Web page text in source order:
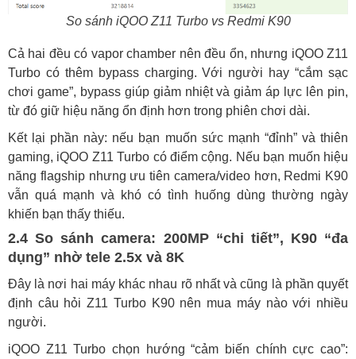
So sánh iQOO Z11 Turbo vs Redmi K90
Cả hai đều có vapor chamber nên đều ổn, nhưng iQOO Z11
Turbo có thêm bypass charging. Với người hay “cắm sạc
chơi game”, bypass giúp giảm nhiệt và giảm áp lực lên pin,
từ đó giữ hiệu năng ổn định hơn trong phiên chơi dài.
Kết lại phần này: nếu bạn muốn sức mạnh “đỉnh” và thiên
gaming, iQOO Z11 Turbo có điểm cộng. Nếu bạn muốn hiệu
năng flagship nhưng ưu tiên camera/video hơn, Redmi K90
vẫn quá mạnh và khó có tình huống dùng thường ngày
khiến bạn thấy thiếu.
2.4 So sánh camera: 200MP “chi tiết”, K90 “đa
dụng” nhờ tele 2.5x và 8K
Đây là nơi hai máy khác nhau rõ nhất và cũng là phần quyết
định câu hỏi Z11 Turbo K90 nên mua máy nào với nhiều
người.
iQOO Z11 Turbo chọn hướng “cảm biến chính cực cao”: